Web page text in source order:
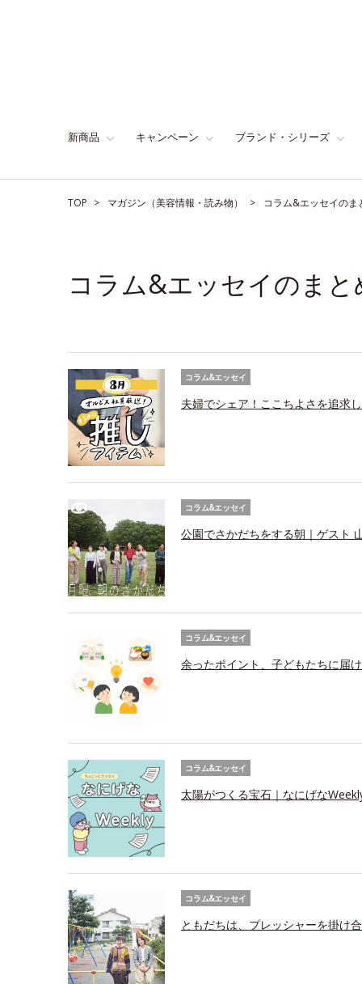
新商品 キャンペーン ブランド・シリーズ
TOP マガジン（美容情報・読み物） コラム&エッセイのま
コラム&エッセイのまと
コラム&エッセイ
夫婦でシェア！ここちよさを追求
コラム&エッセイ
公園でさかだちをする朝｜ゲスト
コラム&エッセイ
余ったポイント、子どもたちに届
コラム&エッセイ
太陽がつくる宝石｜なにげな
コラム&エッセイ
ともだちは、プレッシャーを掛け